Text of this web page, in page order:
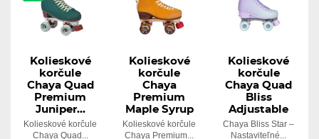
Kolieskové
korčule
Chaya Quad
Premium
Juniper...
Kolieskové korčule
Chaya Quad...
Kolieskové
korčule
Chaya
Premium
Maple Syrup
Kolieskové korčule
Chaya Premium...
Kolieskové
korčule
Chaya Quad
Bliss
Adjustable
Chaya Bliss Star –
Nastaviteľné...